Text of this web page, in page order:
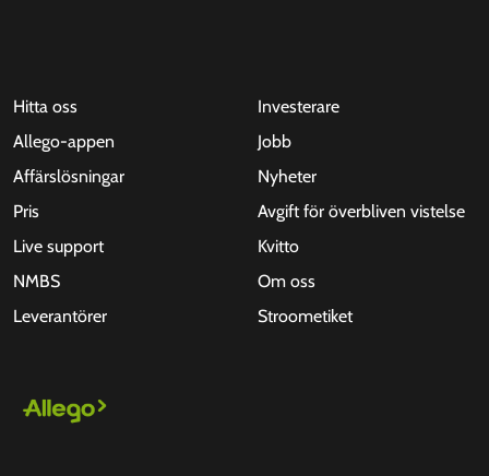
Hitta oss
Allego-appen
Affärslösningar
Pris
Live support
NMBS
Leverantörer
Investerare
Jobb
Nyheter
Avgift för överbliven vistelse
Kvitto
Om oss
Stroometiket